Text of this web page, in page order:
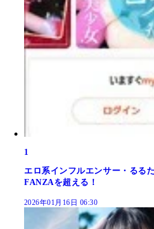
1
エロ系インフルエンサー・る
FANZAを超える！
2026年01月16日 06:30